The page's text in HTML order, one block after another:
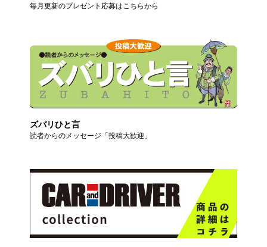
毎月更新のプレゼント応募はこちらから
ズバリひと言
読者からのメッセージ「投稿大歓迎」